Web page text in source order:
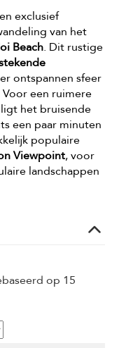
exclusief
van het
Beach. Dit rustige
ontspannen sfeer
een ruimere
ligt het bruisende
een paar minuten
populaire
Viewpoint, voor
landschappen
op 15